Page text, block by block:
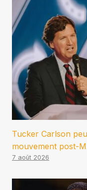
Tucker Carlson
mouvement post-
7 août 2026